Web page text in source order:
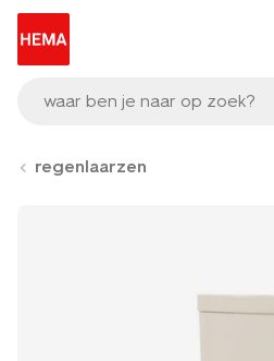
waar ben je naar op zoek?
regenlaarzen